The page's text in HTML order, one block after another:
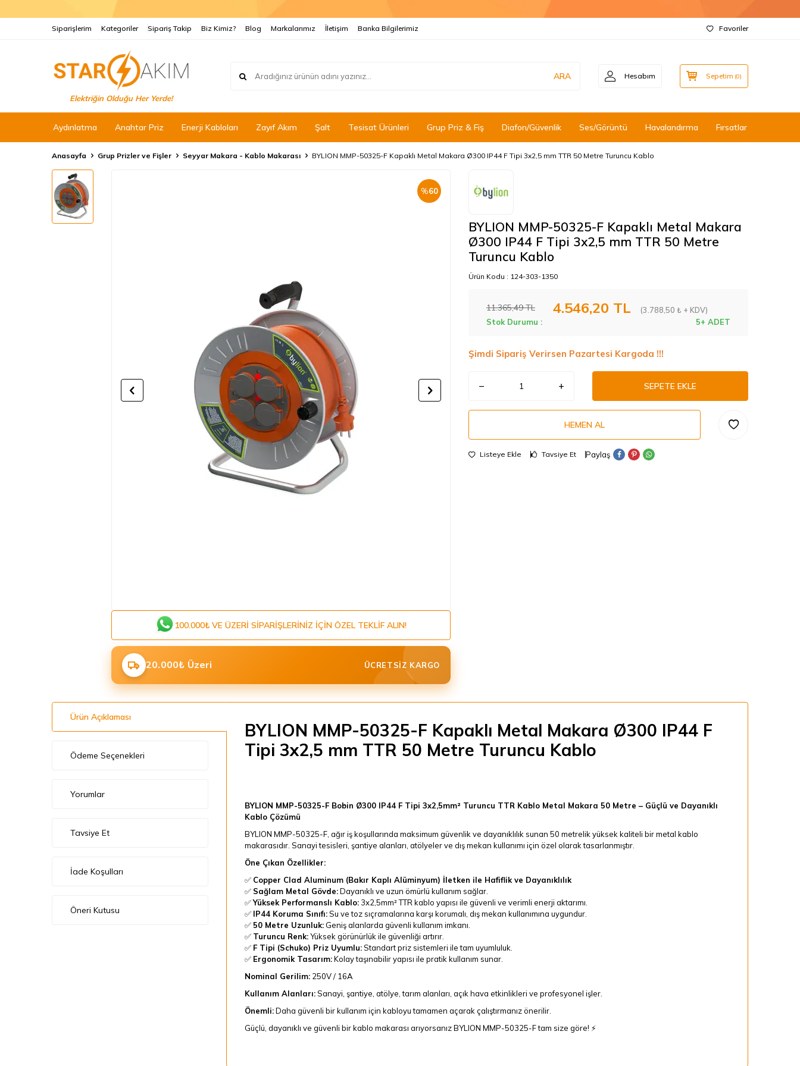
Siparişlerim Kategoriler Sipariş Takip Biz Kimiz? Blog Markalarımız İletişim Banka Bilgilerimiz Favoriler
Elektriğin Olduğu Her Yerde!
ARA Hesabım Sepetim (0)
Aydınlatma Anahtar Priz Enerji Kabloları Zayıf Akım Şalt Tesisat Ürünleri Grup Priz & Fiş Diafon/Güvenlik Ses/Görüntü Havalandırma Fırsatlar
Anasayfa Grup Prizler ve Fişler Seyyar Makara - Kablo Makarası BYLION MMP-50325-F Kapaklı Metal Makara Ø300 IP44 F Tipi 3x2,5 mm TTR 50 Metre Turuncu Kablo
%60
100.000₺ VE ÜZERI SIPARIŞLERINIZ IÇIN ÖZEL TEKLIF ALIN!
20.000₺ Üzeri ÜCRETSIZ KARGO
BYLION MMP-50325-F Kapaklı Metal Makara
Ø300 IP44 F Tipi 3x2,5 mm TTR 50 Metre
Turuncu Kablo
Ürün Kodu : 124-303-1350
11.365,49TL 4.546,20 TL
(3.788,50 ₺ + KDV)
Stok Durumu :
5+ ADET
Şimdi Sipariş Verirsen Pazartesi Kargoda !!!
SEPETE EKLE
HEMEN AL
Listeye Ekle Tavsiye Et Paylaş
Ürün Açıklaması
Ödeme Seçenekleri
Yorumlar
Tavsiye Et
İade Koşulları
Öneri Kutusu
BYLION MMP-50325-F Kapaklı Metal Makara Ø300 IP44 F
Tipi 3x2,5 mm TTR 50 Metre Turuncu Kablo
BYLION MMP-50325-F Bobin Ø300 IP44 F Tipi 3x2,5mm² Turuncu TTR Kablo Metal Makara 50 Metre – Güçlü ve Dayanıklı
Kablo Çözümü
BYLION MMP-50325-F, ağır iş koşullarında maksimum güvenlik ve dayanıklılık sunan 50 metrelik yüksek kaliteli bir metal kablo
makarasıdır. Sanayi tesisleri, şantiye alanları, atölyeler ve dış mekan kullanımı için özel olarak tasarlanmıştır.
Öne Çıkan Özellikler:
✅ Copper Clad Aluminum (Bakır Kaplı Alüminyum) İletken ile Hafiflik ve Dayanıklılık
✅ Sağlam Metal Gövde:Dayanıklı ve uzun ömürlü kullanım sağlar.
✅Yüksek Performanslı Kablo:3x2,5mm² TTR kablo yapısı ile güvenli ve verimli enerji aktarımı.
✅ IP44 Koruma Sınıfı:Su ve toz sıçramalarına karşı korumalı, dış mekan kullanımına uygundur.
✅ 50 Metre Uzunluk:Geniş alanlarda güvenli kullanım imkanı.
✅ Turuncu Renk:Yüksek görünürlük ile güvenliği artırır.
✅ F Tipi (Schuko) Priz Uyumlu:Standart priz sistemleri ile tam uyumluluk.
✅ Ergonomik Tasarım:Kolay taşınabilir yapısı ile pratik kullanım sunar.
Nominal Gerilim:250V / 16A
Kullanım Alanları:Sanayi, şantiye, atölye, tarım alanları, açık hava etkinlikleri ve profesyonel işler.
Önemli:Daha güvenli bir kullanım için kabloyu tamamen açarak çalıştırmanız önerilir.
Güçlü, dayanıklı ve güvenli bir kablo makarası arıyorsanız BYLION MMP-50325-F tam size göre! ⚡